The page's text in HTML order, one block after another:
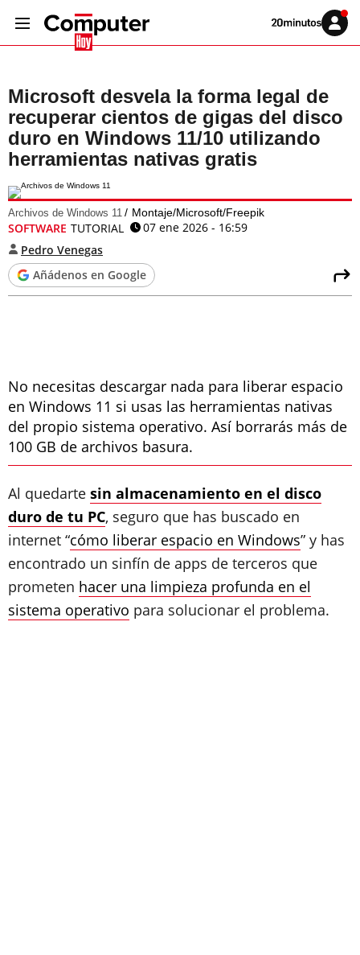
Volver
Iniciar
sesión
Microsoft desvela la forma legal de
recuperar cientos de gigas del disco
duro en Windows 11/10 utilizando
herramientas nativas gratis
Archivos de Windows 11 Montaje/Microsoft/Freepik
SOFTWARE TUTORIAL
07 ene 2026 - 16:59
Pedro Venegas
Añádenos en Google
No necesitas descargar nada para liberar espacio
en Windows 11 si usas las herramientas nativas
del propio sistema operativo. Así borrarás más de
100 GB de archivos basura.
Al quedarte sin almacenamiento en el disco
duro de tu PC, seguro que has buscado en
internet “cómo liberar espacio en Windows” y has
encontrado un sinfín de apps de terceros que
prometen hacer una limpieza profunda en el
sistema operativo para solucionar el problema.